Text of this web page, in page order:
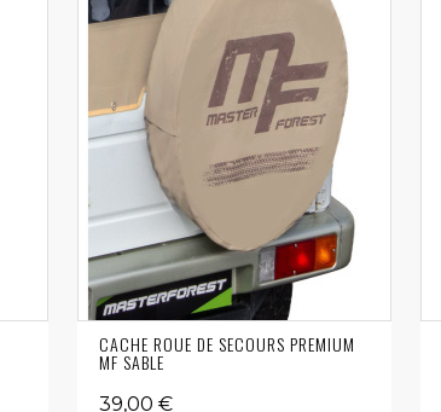
CACHE ROUE DE SECOURS PREMIUM
MF SABLE
39,00 €